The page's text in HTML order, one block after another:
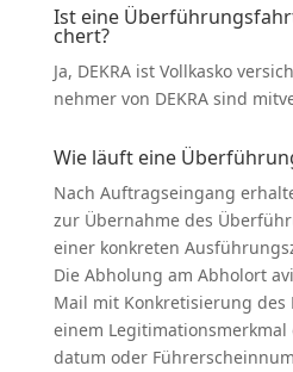
Ist eine
chert?
Ja, DEKRA ist Vollkasko
nehmer von DEKRA sind
Wie läuft eine
Nach Auftrags­eingang
zur Übernahme des
einer konkreten
Die Abholung am Abholort
Mail mit Konkre­ti­sierung des
einem
datum oder